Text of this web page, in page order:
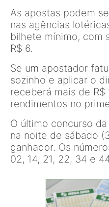
As apostas podem
nas agências
bilhete mínimo, com
R$ 6.
Se um apostador
sozinho e aplicar o
receberá mais de R$
rendimentos no
O último concurso
na noite de sábado
ganhador. Os
02, 14, 21, 22, 34 e